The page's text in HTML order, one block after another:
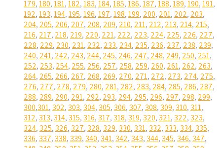
179,180,181,182,183,184,185,186,187,188,189,190,191,
192,193,194,195,196,197,198,199, 200, 201, 202, 203,
204, 205, 206, 207, 208, 209, 210, 211, 212, 213, 214, 215,
216, 217, 218, 219, 220, 221, 222, 223, 224, 225, 226, 227,
228, 229, 230, 231, 232, 233, 234, 235, 236, 237, 238, 239,
240, 241, 242, 243, 244, 245, 246, 247, 248, 249, 250, 251,
252, 253, 254, 255, 256, 257, 258, 259, 260, 261, 262, 263,
264, 265, 266, 267, 268, 269, 270, 271, 272, 273, 274, 275,
276, 277, 278, 279, 280, 281, 282, 283, 284, 285, 286, 287,
288, 289, 290, 291, 292, 293, 294, 295, 296, 297, 298, 299,
300,301, 302, 303, 304, 305, 306, 307, 308, 309, 310, 311,
312, 313, 314, 315, 316, 317, 318, 319, 320, 321, 322, 323,
324, 325, 326, 327, 328, 329, 330, 331, 332, 333, 334, 335,
336, 337, 338, 339, 340, 341, 342, 343, 344, 345, 346, 347,